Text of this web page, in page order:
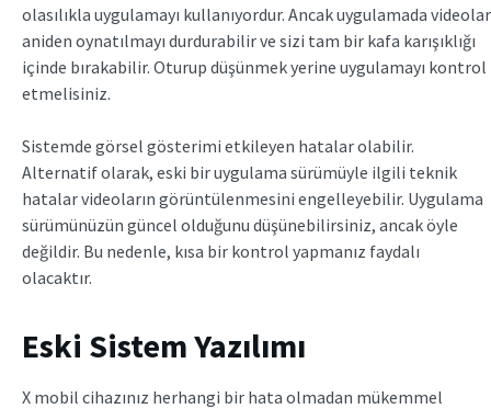
olasılıkla uygulamayı kullanıyordur. Ancak uygulamada videolar
aniden oynatılmayı durdurabilir ve sizi tam bir kafa karışıklığı
içinde bırakabilir. Oturup düşünmek yerine uygulamayı kontrol
etmelisiniz.
Sistemde görsel gösterimi etkileyen hatalar olabilir.
Alternatif olarak, eski bir uygulama sürümüyle ilgili teknik
hatalar videoların görüntülenmesini engelleyebilir. Uygulama
sürümünüzün güncel olduğunu düşünebilirsiniz, ancak öyle
değildir. Bu nedenle, kısa bir kontrol yapmanız faydalı
olacaktır.
Eski Sistem Yazılımı
X mobil cihazınız herhangi bir hata olmadan mükemmel